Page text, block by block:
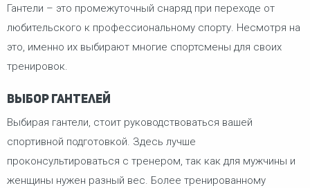
Гантели – это промежуточный снаряд при переходе от
любительского к профессиональному спорту. Несмотря на
это, именно их выбирают многие спортсмены для своих
тренировок.
Выбор гантелей
Выбирая гантели, стоит руководствоваться вашей
спортивной подготовкой. Здесь лучше
проконсультироваться с тренером, так как для мужчины и
женщины нужен разный вес. Более тренированному